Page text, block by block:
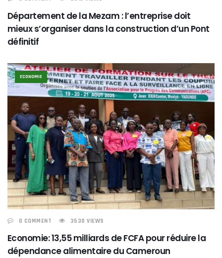
Département de la Mezam : l’entreprise doit
mieux s’organiser dans la construction d’un Pont
définitif
ECONOMIE
0 COMMENT 3530 VIEWS
Economie: 13,55 milliards de FCFA pour réduire la
dépendance alimentaire du Cameroun